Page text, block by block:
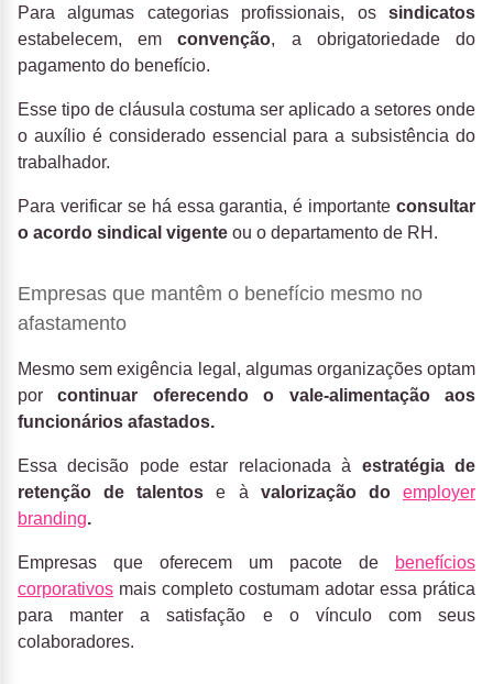
Para algumas categorias profissionais, os sindicatos
estabelecem, emconvenção, a obrigatoriedade do
pagamento do benefício.
Esse tipo de cláusula costuma ser aplicado a setores onde
o auxílio é considerado essencial para a subsistência do
trabalhador.
Para verificar se há essa garantia, é importante consultar
o acordo sindical vigente ou o departamento de RH.
Empresas que mantêm o benefício mesmo no
afastamento
Mesmo sem exigência legal, algumas organizações optam
porcontinuar oferecendo o vale-alimentação aos
funcionários afastados.
Essa decisão pode estar relacionada à estratégia de
retenção de talentose à valorização doemployer
branding.
Empresas que oferecem um pacote de
benefícios
corporativos mais completo costumam adotar essa prática
para manter a satisfação e o vínculo com seus
colaboradores.